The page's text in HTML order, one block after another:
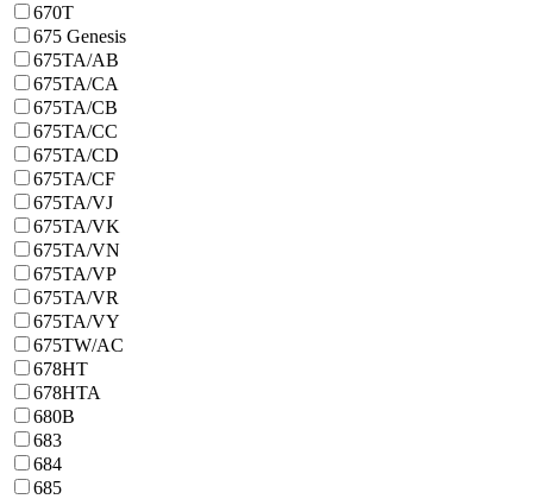
670T
675 Genesis
675TA/AB
675TA/CA
675TA/CB
675TA/CC
675TA/CD
675TA/CF
675TA/VJ
675TA/VK
675TA/VN
675TA/VP
675TA/VR
675TA/VY
675TW/AC
678HT
678HTA
680B
683
684
685